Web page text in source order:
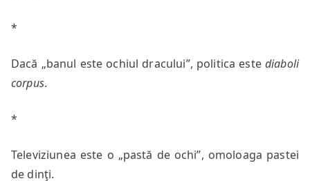
*
Dacă „banul este ochiul dracului”, politica este diaboli
corpus.
*
Televiziunea este o „pastă de ochi”, omoloaga pastei
de dinţi.